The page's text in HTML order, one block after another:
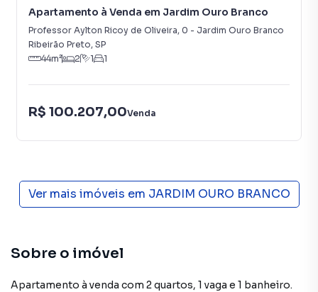
Apartamento à Venda em Jardim Ouro Branco
Professor Aylton Ricoy de Oliveira, 0 - Jardim Ouro Branco
Ribeirão Preto, SP
44m² 2 1 1
R$ 100.207,00Venda
Ver mais imóveis em JARDIM OURO BRANCO
Sobre o imóvel
Apartamento à venda com 2 quartos, 1 vaga e 1 banheiro.